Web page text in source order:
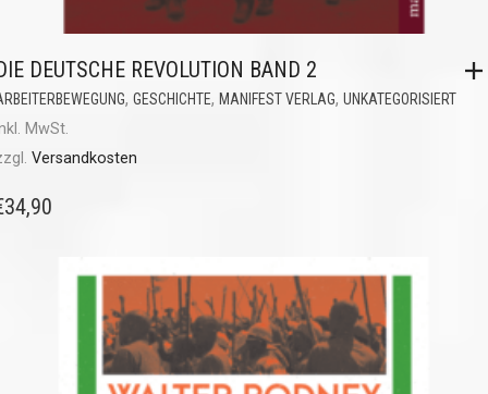
DEUTSCHE REVOLUTION BAND 2
, GESCHICHTE, MANIFEST VERLAG, UNKATEGORISIERT
MwSt.
Versandkosten
34,90